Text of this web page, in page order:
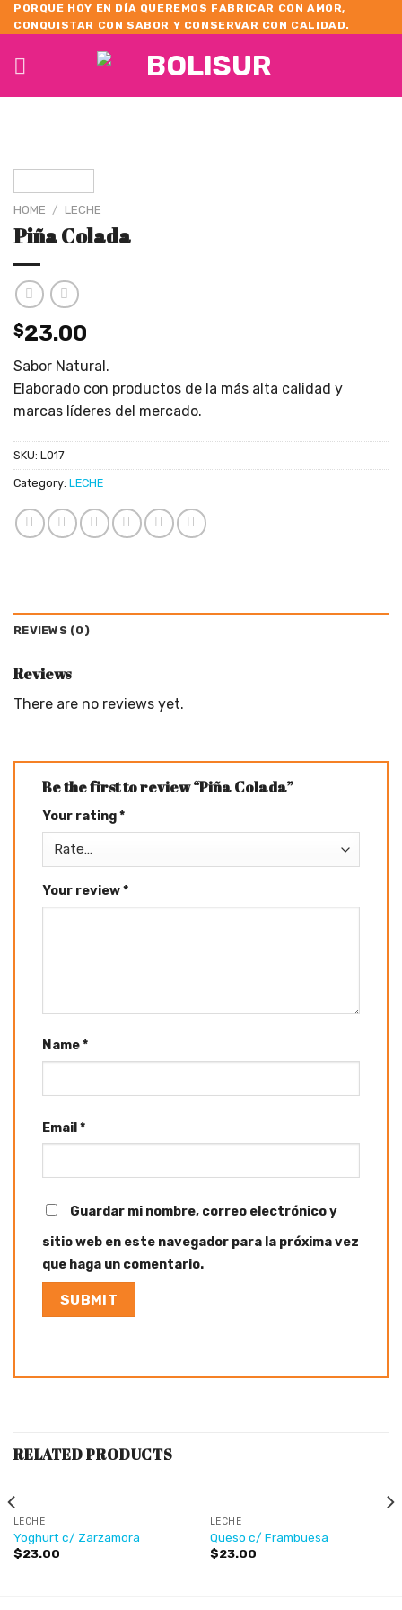
Skip
to
content
PORQUE HOY EN DÍA QUEREMOS FABRICAR CON AMOR,
CONQUISTAR CON SABOR Y CONSERVAR CON CALIDAD.
HOME / LECHE
Piña Colada
$23.00
Sabor Natural.
Elaborado con productos de la más alta calidad y
marcas líderes del mercado.
SKU: L017
Category: LECHE
REVIEWS (0)
Reviews
There are no reviews yet.
Be the first to review “Piña Colada”
Your rating*
Your review*
Name*
Email *
Guardar mi nombre, correo electrónico y
sitio web en este navegador para la próxima vez
que haga un comentario.
RELATED PRODUCTS
LECHE
Yoghurt c/ Zarzamora
$23.00
LECHE
Queso c/ Frambuesa
$23.00